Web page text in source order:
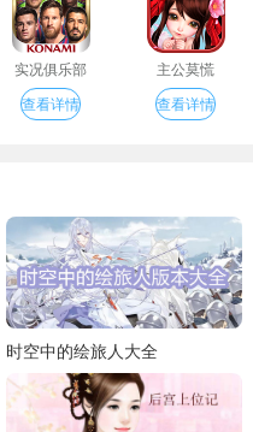
实况俱乐部
查看详情
主公莫慌
查看详情
时空中的绘旅人大全